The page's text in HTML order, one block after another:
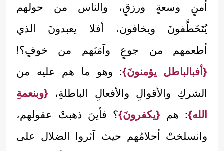
أمنٍ وسعةٍ ورزقٍ، والناس من حولهم
يُتَخَطَّفونَ ويخافون، أفلا يعبدونَ الذي
أطعمهم من جوعٍ وآمَنَهم من خوفٍ؟!
{أفبالباطل يؤمنونَ}: وهو ما هم عليه من
الشركِ والأقوالِ والأفعالِ الباطلةِ، {وبنعمةِ
الله}: هم {يكفرونَ}؟ فأينَ ذهبتْ عقولهم،
وانسلختْ أحلامُهم حيث آثروا الضلال على